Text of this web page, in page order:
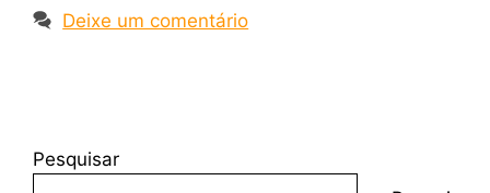
Deixe um comentário
Pesquisar